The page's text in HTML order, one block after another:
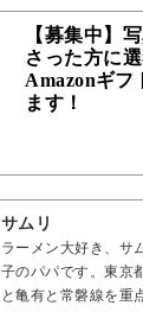
【募集中】
さった方に
Amazonギフ
ます！
サムリ
ラーメン大好き、サ
子のパパです。東京
と亀有と常磐線を重